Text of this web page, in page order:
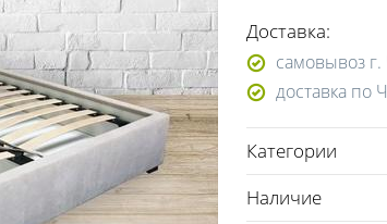
Доставка:
самовывоз
доставка по
Категории
Наличие